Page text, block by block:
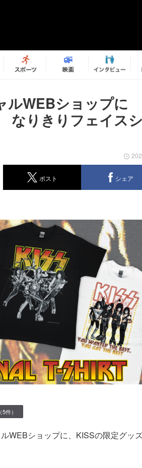
ルWEBショップに
なりきりフェイス
ポスト シェア
件）
WEBショップに、KISSの限定グッ